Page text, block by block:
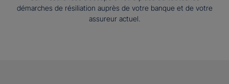
démarches de résiliation auprès de votre banque et de votre
assureur actuel.